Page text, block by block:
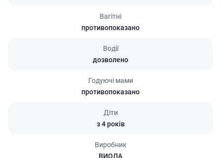
Вагітні
противопоказано
Водії
дозволено
Годуючі мами
противопоказано
Діти
з 4 років
Виробник
ВИОЛА